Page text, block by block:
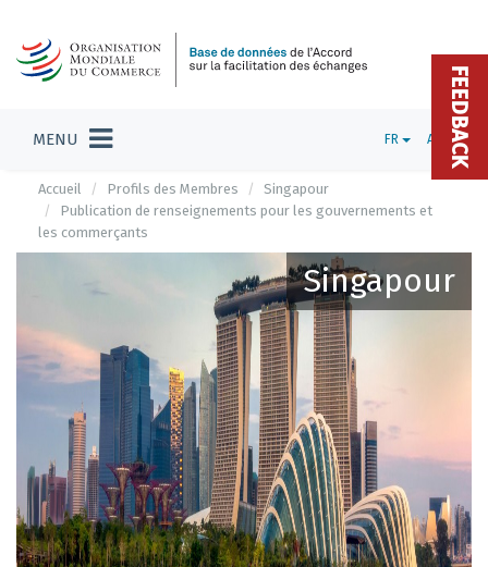
MENU FR ADMIN
Accueil Profils des Membres
Singapour
Publication de renseignements pour les gouvernements et
les commerçants
Singapour
FEEDBACK